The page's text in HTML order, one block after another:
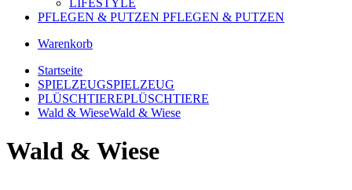
LIFESTYLE
PFLEGEN & PUTZEN PFLEGEN & PUTZEN
Warenkorb
Startseite
SPIELZEUGSPIELZEUG
PLÜSCHTIEREPLÜSCHTIERE
Wald & WieseWald & Wiese
Wald & Wiese